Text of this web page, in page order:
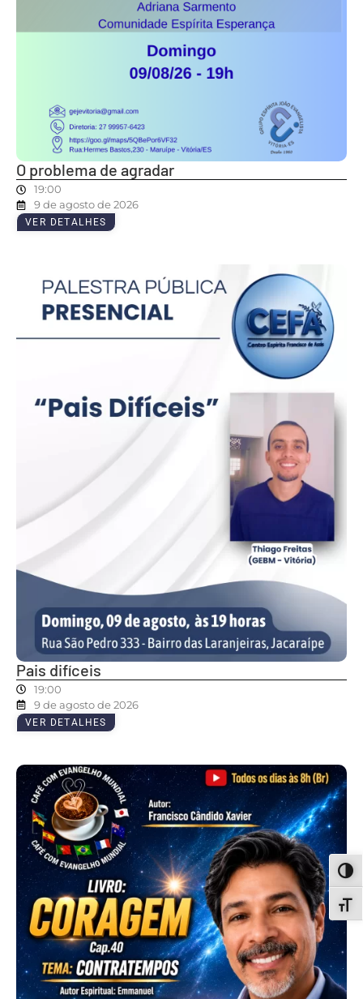
O problema de agradar
19:00
9 de agosto de 2026
VER DETALHES
Pais difíceis
19:00
9 de agosto de 2026
VER DETALHES